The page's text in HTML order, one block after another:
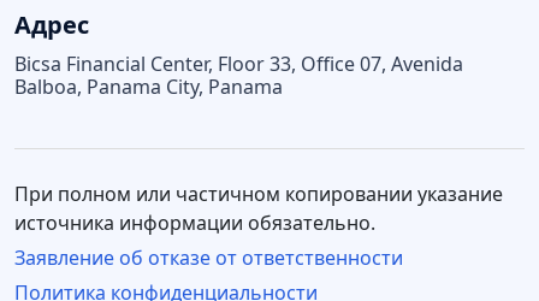
Адрес
Bicsa Financial Center, Floor 33, Office 07, Avenida
Balboa, Panama City, Panama
Политика конфиденциальности
При полном или частичном копировании указание
источника информации обязательно.
Заявление об отказе от ответственности